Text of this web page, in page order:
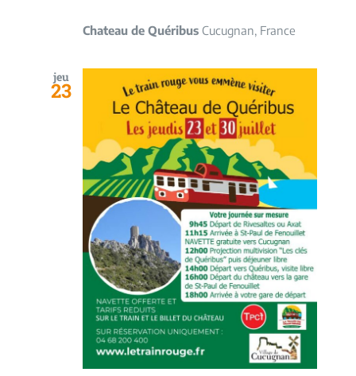
Chateau de Quéribus Cucugnan, France
jeu
23